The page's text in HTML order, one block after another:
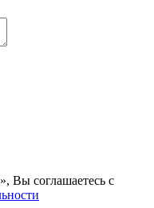
Вы соглашаетесь с